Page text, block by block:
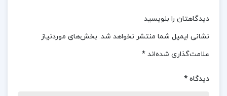
کنند.
📌 فهرست مطالب کتاب
دیدگاهتان را بنویسید
نشانی ایمیل شما منتشر نخواهد شد. بخش‌های موردنیاز
علامت‌گذاری شده‌اند *
دیدگاه *